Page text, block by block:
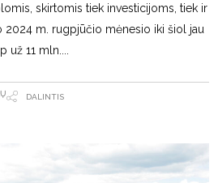
skirtomis tiek investicijoms, tiek ir
2024 m. rugpjūčio mėnesio iki šiol jau
už 11 mln.
DALINTIS